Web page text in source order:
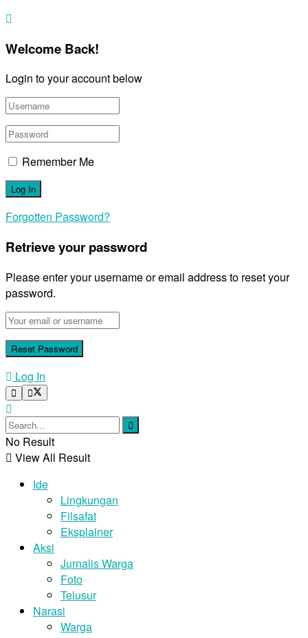
Welcome Back!
Login to your account below
Remember Me
Forgotten Password?
Retrieve your password
Please enter your username or email address to reset your
password.
Log In
No Result
View All Result
Ide
Lingkungan
Filsafat
Eksplainer
Aksi
Jurnalis Warga
Foto
Telusur
Narasi
Warga